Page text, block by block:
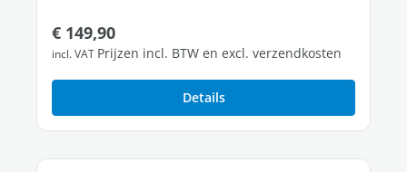
Normale prijs:
€ 149,90
incl. VAT Prijzen incl. BTW en excl. verzendkosten
Details